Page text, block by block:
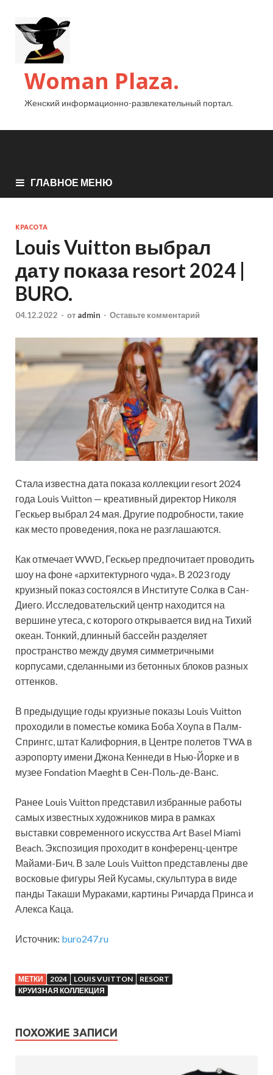
Woman Plaza.
Женский информационно-развлекательный портал.
ГЛАВНОЕ МЕНЮ
КРАСОТА
Louis Vuitton выбрал
дату показа resort 2024 |
BURO.
04.12.2022 - от admin - Оставьте комментарий
Стала известна дата показа коллекции resort 2024
года Louis Vuitton — креативный директор Николя
Гескьер выбрал 24 мая. Другие подробности, такие
как место проведения, пока не разглашаются.
Как отмечает WWD, Гескьер предпочитает проводить
шоу на фоне «архитектурного чуда». В 2023 году
круизный показ состоялся в Институте Солка в Сан-
Диего. Исследовательский центр находится на
вершине утеса, с которого открывается вид на Тихий
океан. Тонкий, длинный бассейн разделяет
пространство между двумя симметричными
корпусами, сделанными из бетонных блоков разных
оттенков.
В предыдущие годы круизные показы Louis Vuitton
проходили в поместье комика Боба Хоупа в Палм-
Спрингс, штат Калифорния, в Центре полетов TWA в
аэропорту имени Джона Кеннеди в Нью-Йорке и в
музее Fondation Maeght в Сен-Поль-де-Ванс.
Ранее Louis Vuitton представил избранные работы
самых известных художников мира в рамках
выставки современного искусства Art Basel Miami
Beach. Экспозиция проходит в конференц-центре
Майами-Бич. В зале Louis Vuitton представлены две
восковые фигуры Яей Кусамы, скульптура в виде
панды Такаши Мураками, картины Ричарда Принса и
Алекса Каца.
Источник: buro247.ru
МЕТКИ 2024 LOUIS VUITTON
RESORT
КРУИЗНАЯ КОЛЛЕКЦИЯ
ПОХОЖИЕ ЗАПИСИ